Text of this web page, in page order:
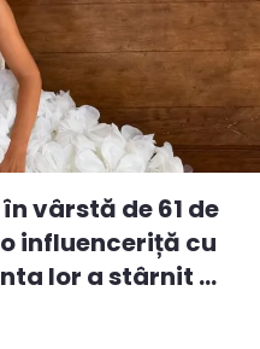
vârstă de 61 de
influenceriță cu
lor a stârnit ...